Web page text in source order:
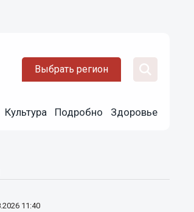
Выбрать регион
Культура Подробно Здоровье
11:40